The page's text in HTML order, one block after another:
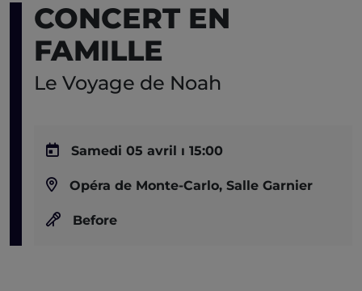
CONCERT EN
FAMILLE
Le Voyage de Noah
Samedi 05 avril ı 15:00
Opéra de Monte-Carlo, Salle Garnier
Before